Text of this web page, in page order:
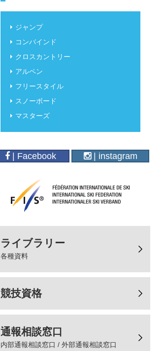
ジャンプ
コンバインド
クロスカントリー
アルペン
フリースタイル
スノーボード
マスターズ
| Facebook | instagram
ライブラリー
各種資料
競技資格
通報相談窓口
内部通報相談窓口 / 外部通報相談窓口